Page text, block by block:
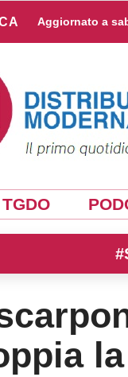
Aggiornato a
TGDO